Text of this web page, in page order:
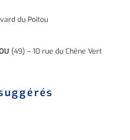
du Poitou
(49) – 10 rue du Chêne Vert